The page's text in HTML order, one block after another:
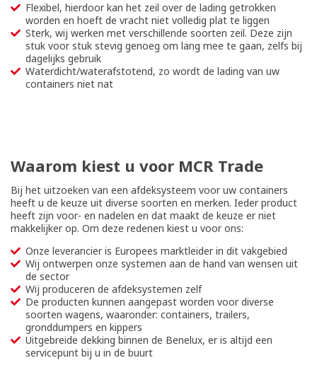
Flexibel, hierdoor kan het zeil over de lading getrokken
worden en hoeft de vracht niet volledig plat te liggen
Sterk, wij werken met verschillende soorten zeil. Deze zijn
stuk voor stuk stevig genoeg om lang mee te gaan, zelfs bij
dagelijks gebruik
Waterdicht/waterafstotend, zo wordt de lading van uw
containers niet nat
Waarom kiest u voor MCR Trade
Bij het uitzoeken van een afdeksysteem voor uw containers
heeft u de keuze uit diverse soorten en merken. Ieder product
heeft zijn voor- en nadelen en dat maakt de keuze er niet
makkelijker op. Om deze redenen kiest u voor ons:
Onze leverancier is Europees marktleider in dit vakgebied
Wij ontwerpen onze systemen aan de hand van wensen uit
de sector
Wij produceren de afdeksystemen zelf
De producten kunnen aangepast worden voor diverse
soorten wagens, waaronder: containers, trailers,
gronddumpers en kippers
Uitgebreide dekking binnen de Benelux, er is altijd een
servicepunt bij u in de buurt